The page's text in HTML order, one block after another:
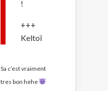
!
+++
Keltoï
Sa c’est vraiment
tres bon hehe